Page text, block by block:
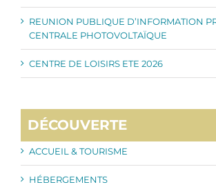
REUNION PUBLIQUE D’INFORMATION
CENTRALE PHOTOVOLTAÏQUE
CENTRE DE LOISIRS ETE 2026
DÉCOUVERTE
ACCUEIL & TOURISME
HÉBERGEMENTS